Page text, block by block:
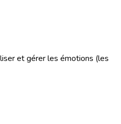
et gérer les émotions (les